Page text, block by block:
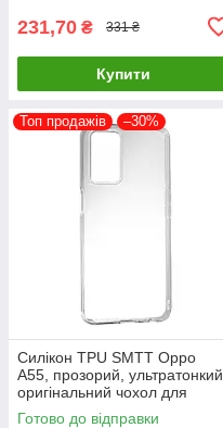
231,70 ₴ 331 ₴
Купити
Топ продажів –30%
Силікон TPU SMTT Oppo
A55, прозорий, ультратонкий,
оригінальний чохол для
захисту смартфона
Готово до відправки